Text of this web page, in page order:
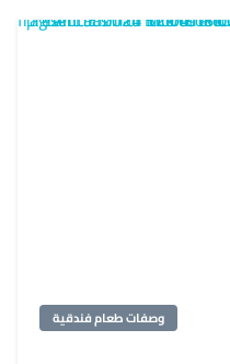
وصفات طعام فندقية